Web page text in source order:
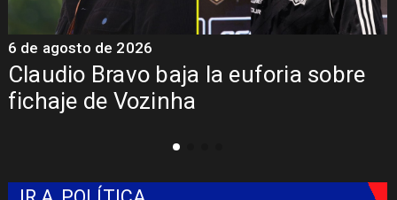
Claudio Bravo baja la euforia sobre
fichaje de Vozinha
6 de agosto de 2026